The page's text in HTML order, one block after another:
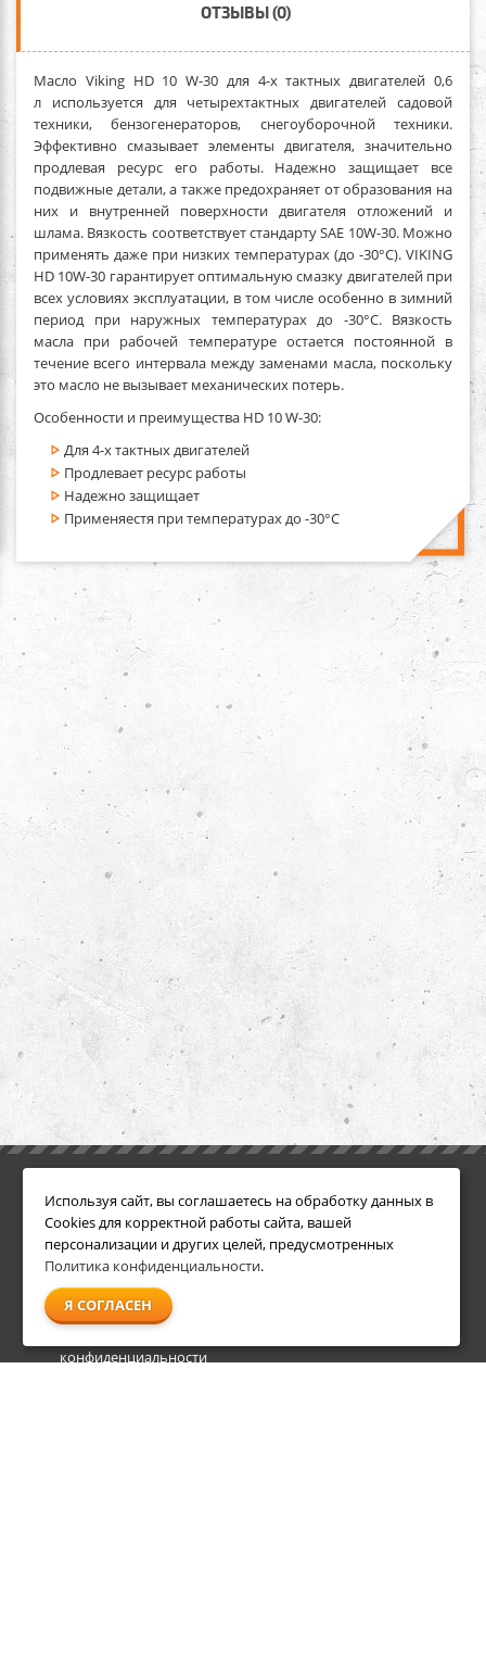
ОТЗЫВЫ (0)
Масло Viking HD 10 W-30 для 4-х тактных двигателей 0,6
л используется для четырехтактных двигателей садовой
техники, бензогенераторов, снегоуборочной техники.
Эффективно смазывает элементы двигателя, значительно
продлевая ресурс его работы. Надежно защищает все
подвижные детали, а также предохраняет от образования на
них и внутренней поверхности двигателя отложений и
шлама. Вязкость соответствует стандарту SAE 10W-30. Можно
применять даже при низких температурах (до -30°С). VIKING
HD 10W-30 гарантирует оптимальную смазку двигателей при
всех условиях эксплуатации, в том числе особенно в зимний
период при наружных температурах до -30°C. Вязкость
масла при рабочей температуре остается постоянной в
течение всего интервала между заменами масла, поскольку
это масло не вызывает механических потерь.
Особенности и преимущества HD 10 W-30:
Для 4-х тактных двигателей
Продлевает ресурс работы
Надежно защищает
Применяестя при температурах до -30°С
Условия возврата
О компании
Доставка
Оплата
Гарантия и сервис
конфиденциальности
Акции
Используя сайт, вы соглашаетесь на обработку данных в
Cookies для корректной работы сайта, вашей
персонализации и других целей, предусмотренных
Политика конфиденциальности.
Я СОГЛАСЕН